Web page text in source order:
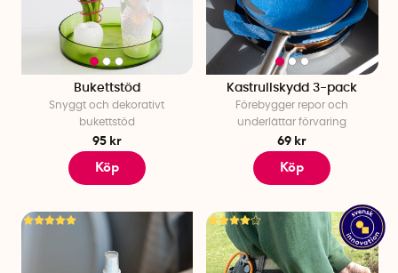
Bukettstöd
Snyggt och dekorativt
bukettstöd
95 kr
Köp
Kastrullskydd 3-pack
Förebygger repor och
underlättar förvaring
69 kr
Köp